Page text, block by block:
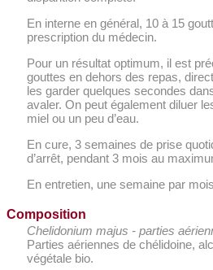
En interne en général, 10 à 15
prescription du médecin.
Pour un résultat optimum, il est
gouttes en dehors des repas,
les garder quelques secondes
avaler. On peut également diluer
miel ou un peu d’eau.
En cure, 3 semaines de prise
d’arrêt, pendant 3 mois au
En entretien, une semaine par
Composition
Chelidonium majus - parties
Parties aériennes de chélidoine,
végétale bio.